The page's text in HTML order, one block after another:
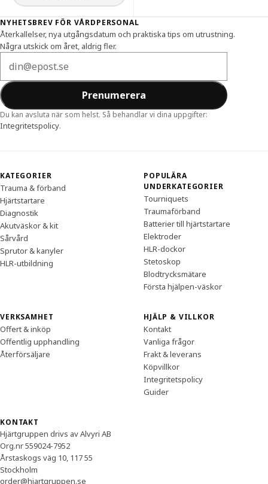
Sidfot
NYHETSBREV FÖR VÅRDPERSONAL
Återkallelser, nya utgångsdatum och praktiska tips om utrustning.
Några utskick om året, aldrig fler.
Prenumerera
Du kan avsluta när som helst. Så behandlar vi dina uppgifter:
Integritetspolicy.
KATEGORIER
Trauma & förband
Hjärtstartare
Diagnostik
Akutväskor & kit
Sårvård
Sprutor & kanyler
HLR-utbildning
POPULÄRA
UNDERKATEGORIER
Tourniquets
Traumaförband
Batterier till hjärtstartare
Elektroder
HLR-dockor
Stetoskop
Blodtrycksmätare
Första hjälpen-väskor
VERKSAMHET
Offert & inköp
Offentlig upphandling
Återförsäljare
HJÄLP & VILLKOR
Kontakt
Vanliga frågor
Frakt & leverans
Köpvillkor
Integritetspolicy
Guider
KONTAKT
Hjärtgruppen drivs av Alvyri AB
Org.nr 559024-7952
Årstaskogs väg 10, 117 55
Stockholm
order@hjartgruppen.se